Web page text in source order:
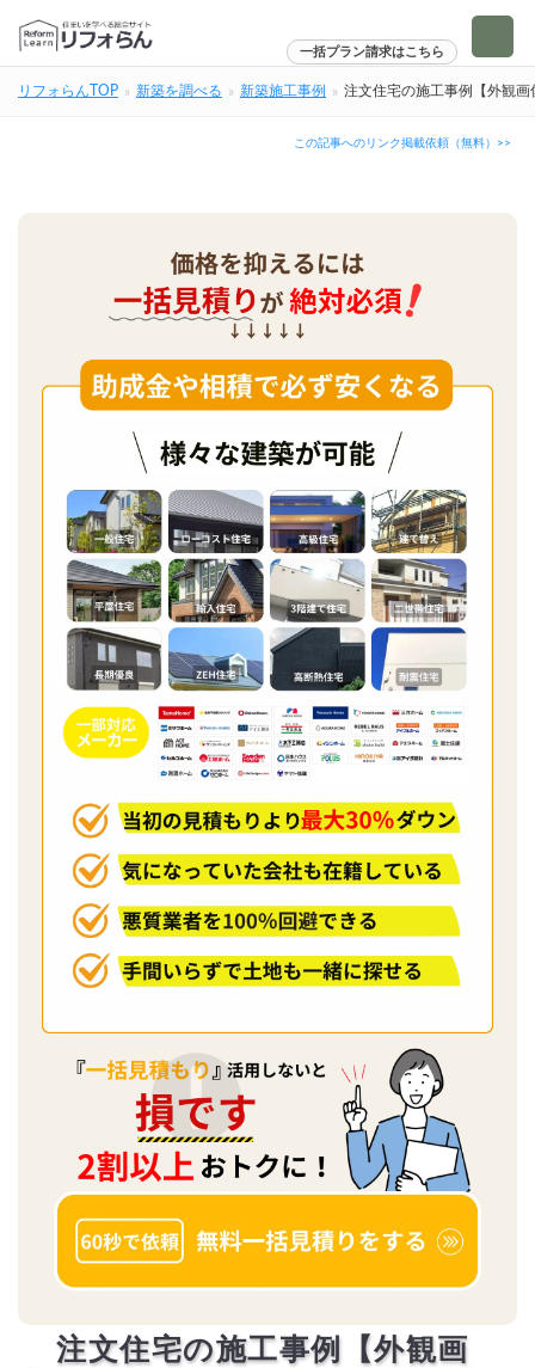
一括プラン請求はこちら
リフォらんTOP 新築を調べる 新築施工事例 注文住宅の施工事例【外観
この記事へのリンク掲載依頼（無料）>>
注文住宅の施工事例【外観画